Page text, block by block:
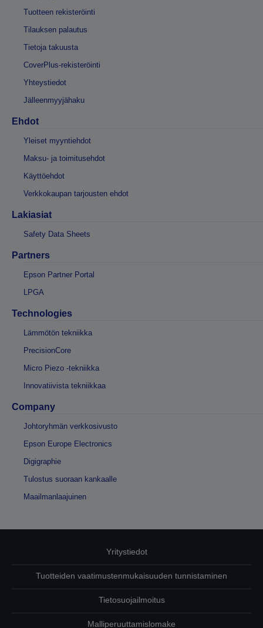
Tuotteen rekisteröinti
Tilauksen palautus
Tietoja takuusta
CoverPlus-rekisteröinti
Yhteystiedot
Jälleenmyyjähaku
Ehdot
Yleiset myyntiehdot
Maksu- ja toimitusehdot
Käyttöehdot
Verkkokaupan tarjousten ehdot
Lakiasiat
Safety Data Sheets
Partners
Epson Partner Portal
LPGA
Technologies
Lämmötön tekniikka
PrecisionCore
Micro Piezo -tekniikka
Innovatiivista tekniikkaa
Company
Johtoryhmän verkkosivusto
Epson Europe Electronics
Digigraphie
Tulostus suoraan kankaalle
Maailmanlaajuinen
Yritystiedot
Tuotteiden vaatimustenmukaisuuden tunnistaminen
Tietosuojailmoitus
Malliperuuttamislomake